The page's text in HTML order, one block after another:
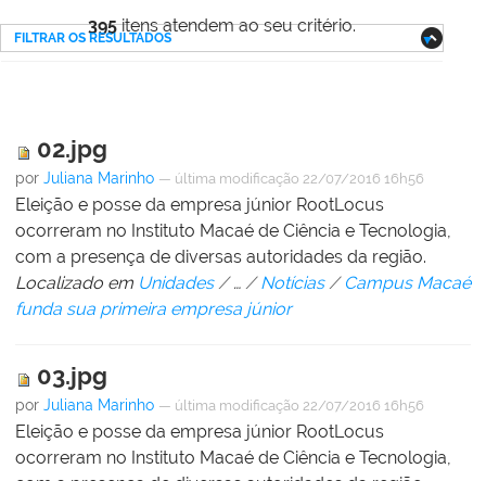
395itens atendem ao seu critério.
FILTRAR OS RESULTADOS
02.jpg
por Juliana Marinho — última modificação 22/07/2016 16h56
Eleição e posse da empresa júnior RootLocus
ocorreram no Instituto Macaé de Ciência e Tecnologia,
com a presença de diversas autoridades da região.
Localizado em Unidades /… /Notícias / Campus Macaé
funda sua primeira empresa júnior
03.jpg
por Juliana Marinho — última modificação 22/07/2016 16h56
Eleição e posse da empresa júnior RootLocus
ocorreram no Instituto Macaé de Ciência e Tecnologia,